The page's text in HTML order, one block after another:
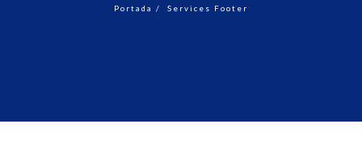
Portada / Services Footer